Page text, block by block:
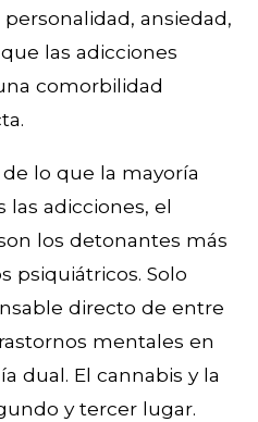
ansiedad,
las adicciones
comorbilidad
lo que la mayoría
las adicciones, el
los detonantes más
psiquiátricos. Solo
directo de entre
mentales en
dual. El cannabis y la
y tercer lugar.